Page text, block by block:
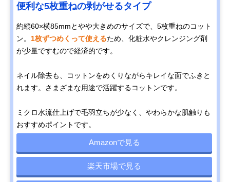
便利な5枚重ねの剥がせるタイプ
約縦60×横85mmとやや大きめのサイズで、5枚重ねのコット
ン。 1枚ずつめくって使えるため、化粧水やクレンジング剤
が少量ですむので経済的です。
ネイル除去も、コットンをめくりながらキレイな面でふきと
れます。さまざまな用途で活躍するコットンです。
ミクロ水流仕上げで毛羽立ちが少なく、やわらかな肌触りも
おすすめポイントです。
Amazonで見る
楽天市場で見る